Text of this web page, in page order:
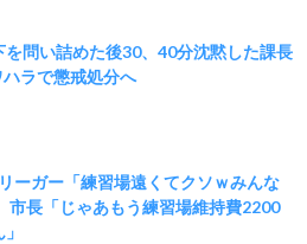
を問い詰めた後30、40分沈黙した課長
ラで懲戒処分へ
ーガー「練習場遠くてクソｗみんな
市長「じゃあもう練習場維持費2200